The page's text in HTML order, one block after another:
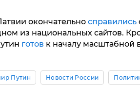
окончательно справились
из национальных сайтов.
готов к началу масштабной
Путин Новости России